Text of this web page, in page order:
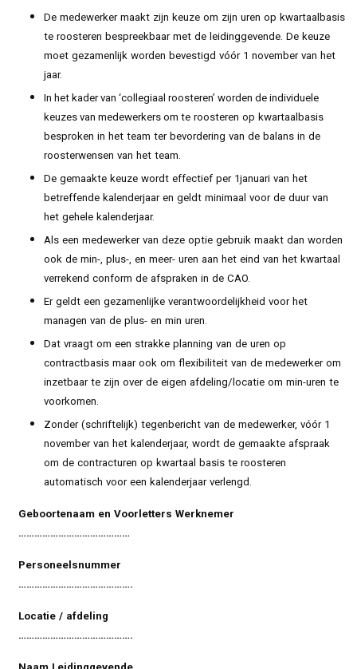
De medewerker maakt zijn keuze om zijn uren op kwartaalbasis
te roosteren bespreekbaar met de leidinggevende. De keuze
moet gezamenlijk worden bevestigd vóór 1 november van het
jaar.
In het kader van ‘collegiaal roosteren’ worden de individuele
keuzes van medewerkers om te roosteren op kwartaalbasis
besproken in het team ter bevordering van de balans in de
roosterwensen van het team.
De gemaakte keuze wordt effectief per 1januari van het
betreffende kalenderjaar en geldt minimaal voor de duur van
het gehele kalenderjaar.
Als een medewerker van deze optie gebruik maakt dan worden
ook de min-, plus-, en meer- uren aan het eind van het kwartaal
verrekend conform de afspraken in de CAO.
Er geldt een gezamenlijke verantwoordelijkheid voor het
managen van de plus- en min uren.
Dat vraagt om een strakke planning van de uren op
contractbasis maar ook om flexibiliteit van de medewerker om
inzetbaar te zijn over de eigen afdeling/locatie om min-uren te
voorkomen.
Zonder (schriftelijk) tegenbericht van de medewerker, vóór 1
november van het kalenderjaar, wordt de gemaakte afspraak
om de contracturen op kwartaal basis te roosteren
automatisch voor een kalenderjaar verlengd.
Geboortenaam en Voorletters Werknemer
……………………………………
Personeelsnummer
…………………………………….
Locatie / afdeling
…………………………………….